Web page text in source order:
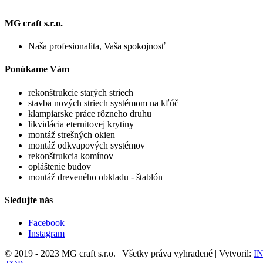
MG craft s.r.o.
Naša profesionalita, Vaša spokojnosť
Ponúkame Vám
rekonštrukcie starých striech
stavba nových striech systémom na kľúč
klampiarske práce rôzneho druhu
likvidácia eternitovej krytiny
montáž strešných okien
montáž odkvapových systémov
rekonštrukcia komínov
opláštenie budov
montáž dreveného obkladu - štablón
Sledujte nás
Facebook
Instagram
© 2019 - 2023 MG craft s.r.o. | Všetky práva vyhradené | Vytvoril: